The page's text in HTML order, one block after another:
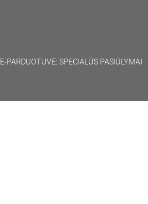
E-PARDUOTUVĖ: SPECIALŪS PASIŪLYMAI